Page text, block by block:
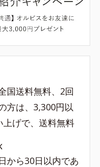
国送料無料、2回
方は、3,300円以
上げで、送料無料
から30日以内であ